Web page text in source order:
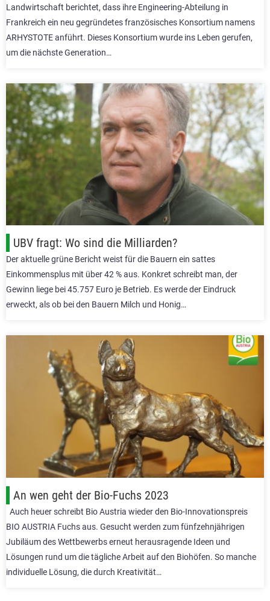
Landwirtschaft berichtet, dass ihre Engineering-Abteilung in
Frankreich ein neu gegründetes französisches Konsortium namens
ARHYSTOTE anführt. Dieses Konsortium wurde ins Leben gerufen,
um die nächste Generation…
UBV fragt: Wo sind die Milliarden?
Der aktuelle grüne Bericht weist für die Bauern ein sattes
Einkommensplus mit über 42 % aus. Konkret schreibt man, der
Gewinn liege bei 45.757 Euro je Betrieb. Es werde der Eindruck
erweckt, als ob bei den Bauern Milch und Honig…
An wen geht der Bio-Fuchs 2023
Auch heuer schreibt Bio Austria wieder den Bio-Innovationspreis
BIO AUSTRIA Fuchs aus. Gesucht werden zum fünfzehnjährigen
Jubiläum des Wettbewerbs erneut herausragende Ideen und
Lösungen rund um die tägliche Arbeit auf den Biohöfen. So manche
individuelle Lösung, die durch Kreativität…